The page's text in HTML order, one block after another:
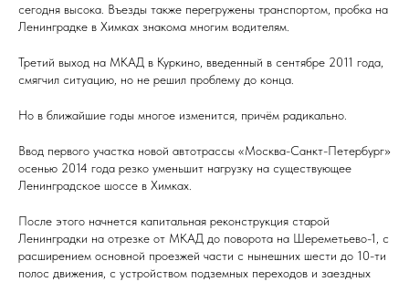
сегодня высока. Въезды также перегружены транспортом, пробка на
Ленинградке в Химках знакома многим водителям.
Третий выход на МКАД в Куркино, введенный в сентябре 2011 года,
смягчил ситуацию, но не решил проблему до конца.
Но в ближайшие годы многое изменится, причём радикально.
Ввод первого участка новой автотрассы «Москва-Санкт-Петербург»
осенью 2014 года резко уменьшит нагрузку на существующее
Ленинградское шоссе в Химках.
После этого начнется капитальная реконструкция старой
Ленинградки на отрезке от МКАД до поворота на Шереметьево-1, с
расширением основной проезжей части с нынешних шести до 10-ти
полос движения, с устройством подземных переходов и заездных